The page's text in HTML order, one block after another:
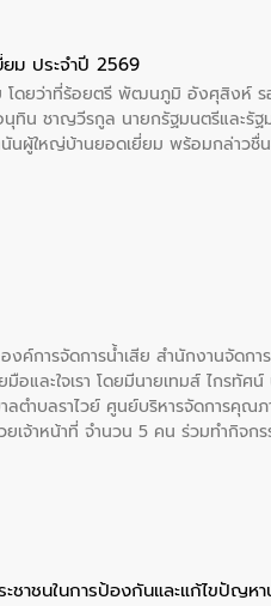
ม ประจำปี 2569
ดยว่าที่ร้อยตรี พัฒนภูมิ อังศุสิงห์
น ชาญวีรกูล นายกรัฐมนตรีและรัฐ
นผู้ใหญ่บ้านยอดเยี่ยม พร้อมกล่าวชื่
การจัดการน้ำเสีย สำนักงานจัดก
อและใจเรา โดยมีนายเทมส์ ไกรทั
ลตำบลราไวย์ ศูนย์บริหารจัดการคุ
เจ้าหน้าที่ จำนวน 5 คน ร่วมทำกิจ
อง จังหวัดภูเก็ต
ชาชนในการป้องกันและแก้ไขปัญห